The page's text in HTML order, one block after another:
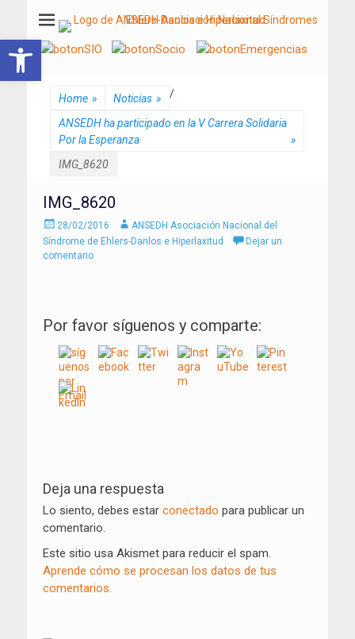
ANSEDH
Asociación Nacional del Síndrome de Ehlers-Danlos e Hiperlaxitud
Home » Noticias » /
ANSEDH ha participado en la V Carrera Solidaria
Por la Esperanza
»
IMG_8620
IMG_8620
Enviado
el
28/02/2016 AutorANSEDH Asociación Nacional del
Síndrome de Ehlers-Danlos e Hiperlaxitud
Dejar un
comentario
Por favor síguenos y comparte:
de
entradas
Deja una respuesta
Lo siento, debes estar conectado para publicar un
comentario.
Este sitio usa Akismet para reducir el spam.
Aprende cómo se procesan los datos de tus
comentarios.
Abrir barra de herramientas